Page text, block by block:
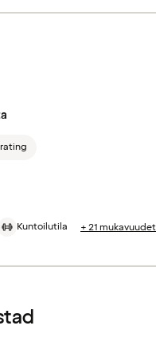
Kuntoilutila + 21 mukavuudet